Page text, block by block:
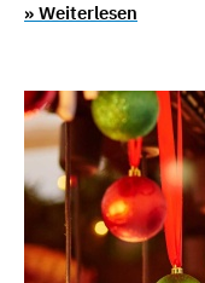
» Weiterlesen